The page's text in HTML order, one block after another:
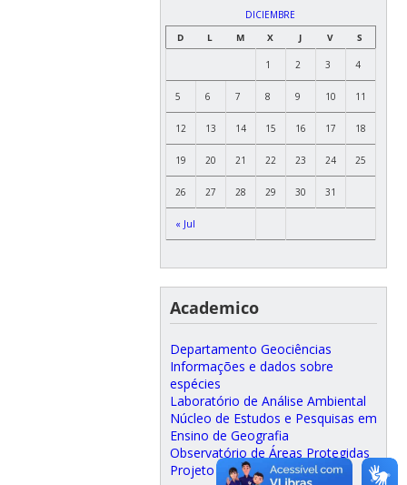
DICIEMBRE
D
L M X J V S
« Jul
1 2 3 4
5 6 7 8 9 10 11
12 13 14 15 16 17 18
19 20 21 22 23 24 25
26 27 28 29 30 31
Academico
Departamento Geociências
Informações e dados sobre
espécies
Laboratório de Análise Ambiental
Núcleo de Estudos e Pesquisas em
Ensino de Geografia
Observatório de Áreas Protegidas
Projeto Bosque do CFH